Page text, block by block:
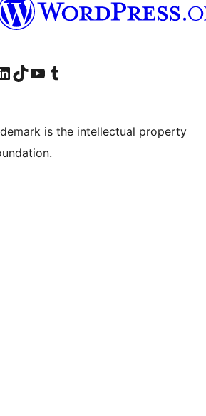
Facebook
account Instagram
il nostro account LinkedIn
Visita il nostro account TikTok
Visita il nostro canale YouTube
Visita il nostro account Tumblr
is the intellectual property